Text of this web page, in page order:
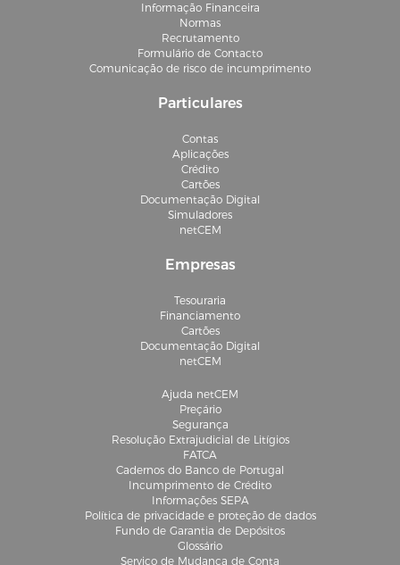
Informação Financeira
Normas
Recrutamento
Formulário de Contacto
Comunicação de risco de incumprimento
Particulares
Contas
Aplicações
Crédito
Cartões
Documentação Digital
Simuladores
netCEM
Empresas
Tesouraria
Financiamento
Cartões
Documentação Digital
netCEM
Ajuda netCEM
Preçário
Segurança
Resolução Extrajudicial de Litígios
FATCA
Cadernos do Banco de Portugal
Incumprimento de Crédito
Informações SEPA
Política de privacidade e proteção de dados
Fundo de Garantia de Depósitos
Glossário
Serviço de Mudança de Conta